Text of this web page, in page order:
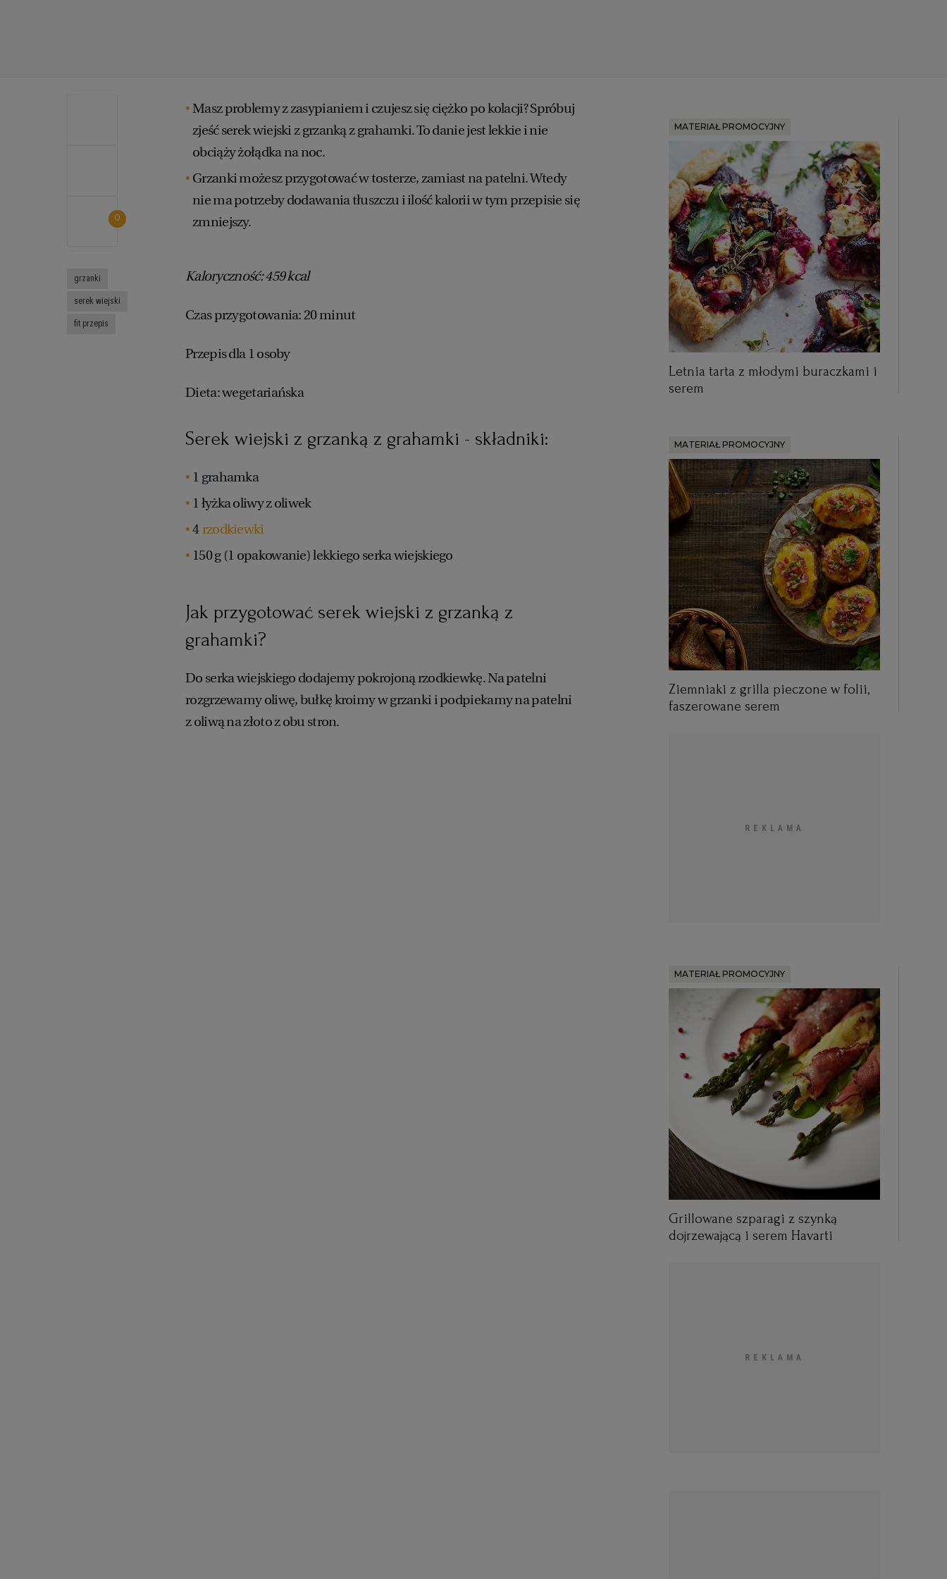
Masz problemy z zasypianiem i czujesz się ciężko po kolacji? Spróbuj
zjeść serek wiejski z grzanką z grahamki. To danie jest lekkie i nie
obciąży żołądka na noc.
Grzanki możesz przygotować w tosterze, zamiast na patelni. Wtedy
nie ma potrzeby dodawania tłuszczu i ilość kalorii w tym przepisie się
zmniejszy.
Kaloryczność: 459 kcal
Czas przygotowania: 20 minut
Przepis dla 1 osoby
Dieta: wegetariańska
Serek wiejski z grzanką z grahamki - składniki:
1 grahamka
1 łyżka oliwy z oliwek
4rzodkiewki
150 g (1 opakowanie) lekkiego serka wiejskiego
Jak przygotować serek wiejski z grzanką z
grahamki?
Do serka wiejskiego dodajemy pokrojoną rzodkiewkę. Na patelni
rozgrzewamy oliwę, bułkę kroimy w grzanki i podpiekamy na patelni
z oliwą na złoto z obu stron.
0
grzanki
serek wiejski
fit przepis
MATERIAŁ PROMOCYJNY
Letnia tarta z młodymi buraczkami i
serem
MATERIAŁ PROMOCYJNY
Ziemniaki z grilla pieczone w folii,
faszerowane serem
MATERIAŁ PROMOCYJNY
Grillowane szparagi z szynką
dojrzewającą i serem Havarti